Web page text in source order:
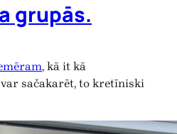
grupās.
, kā it kā
sačakarēt, to kretīniski